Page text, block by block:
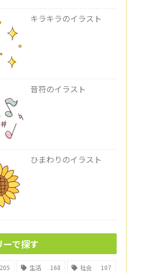
キラキラのイラスト
音符のイラスト
ひまわりのイラスト
ーで探す
205 生活 168 社会
107